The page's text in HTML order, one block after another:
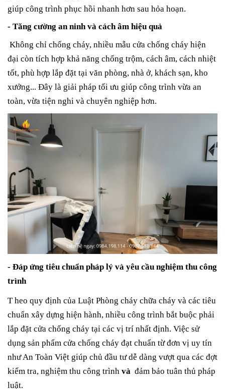
giúp công trình phục hồi nhanh hơn sau hỏa hoạn.
- Tăng cường an ninh và cách âm hiệu quả
Không chỉ chống cháy, nhiều mẫu cửa chống cháy hiện
đại còn tích hợp khả năng chống trộm, cách âm, cách nhiệt
tốt, phù hợp lắp đặt tại văn phòng, nhà ở, khách sạn, kho
xưởng... Đây là giải pháp tối ưu giúp công trình vừa an
toàn, vừa tiện nghi và chuyên nghiệp hơn.
- Đáp ứng tiêu chuẩn pháp lý và yêu cầu nghiệm thu công
trình
T heo quy định của Luật Phòng cháy chữa cháy và các tiêu
chuẩn xây dựng hiện hành, nhiều công trình bắt buộc phải
lắp đặt cửa chống cháy tại các vị trí nhất định. Việc sử
dụng sản phẩm cửa chống cháy đạt chuẩn từ đơn vị uy tín
như An Toàn Việt giúp chủ đầu tư dễ dàng vượt qua các đợt
kiểm tra, nghiệm thu công trình và đảm bảo tuân thủ pháp
luật.